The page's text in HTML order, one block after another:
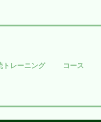
トレーニング コース